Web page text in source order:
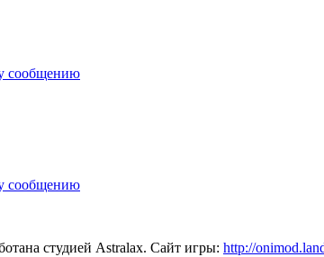
студией Astralax. Сайт игры: http://